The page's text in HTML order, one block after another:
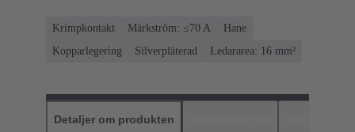
Krimpkontakt Märkström: ≤70 A
Hane
Kopparlegering
Silverpläterad Ledararea: 16 mm²
Detaljer om produkten